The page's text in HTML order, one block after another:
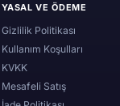
YASAL VE ÖDEME
Gizlilik Politikası
Kullanım Koşulları
KVKK
Mesafeli Satış